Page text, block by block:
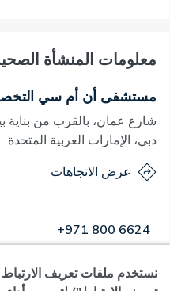
معلومات المنشأة
مستشفى أن أم سي
دبي، الإمارات العربية المتحدة
عرض الاتجاهات
+971 800 6624
نستخدم ملفات تعريف